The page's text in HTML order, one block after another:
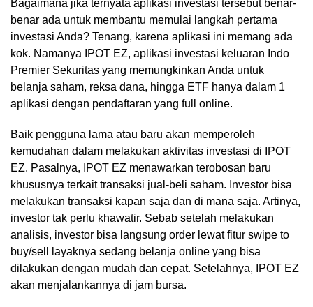
Bagaimana jika ternyata aplikasi investasi tersebut benar-
benar ada untuk membantu memulai langkah pertama
investasi Anda? Tenang, karena aplikasi ini memang ada
kok. Namanya IPOT EZ, aplikasi investasi keluaran Indo
Premier Sekuritas yang memungkinkan Anda untuk
belanja saham, reksa dana, hingga ETF hanya dalam 1
aplikasi dengan pendaftaran yang full online.
Baik pengguna lama atau baru akan memperoleh
kemudahan dalam melakukan aktivitas investasi di IPOT
EZ. Pasalnya, IPOT EZ menawarkan terobosan baru
khususnya terkait transaksi jual-beli saham. Investor bisa
melakukan transaksi kapan saja dan di mana saja. Artinya,
investor tak perlu khawatir. Sebab setelah melakukan
analisis, investor bisa langsung order lewat fitur swipe to
buy/sell layaknya sedang belanja online yang bisa
dilakukan dengan mudah dan cepat. Setelahnya, IPOT EZ
akan menjalankannya di jam bursa.